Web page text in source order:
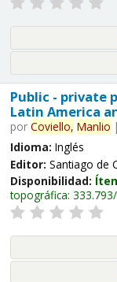
Public - private
Latin America
por Coviello, Manlio |
Idioma: Inglés
Editor: Santiago de
Disponibilidad:
topográfica: